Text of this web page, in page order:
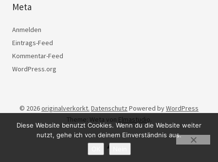
Meta
Anmelden
Eintrags-Feed
Kommentar-Feed
WordPress.org
© 2026originalverkorkt. Datenschutz Powered byWordPress
Theme: Weta von Elmastudio
Diese Website benutzt Cookies. Wenn du die Website weiter
nutzt, gehe ich von deinem Einverständnis aus.